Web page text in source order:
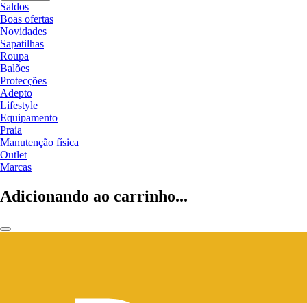
Saldos
Boas ofertas
Novidades
Sapatilhas
Roupa
Balões
Protecções
Adepto
Lifestyle
Equipamento
Praia
Manutenção física
Outlet
Marcas
Adicionando ao carrinho...